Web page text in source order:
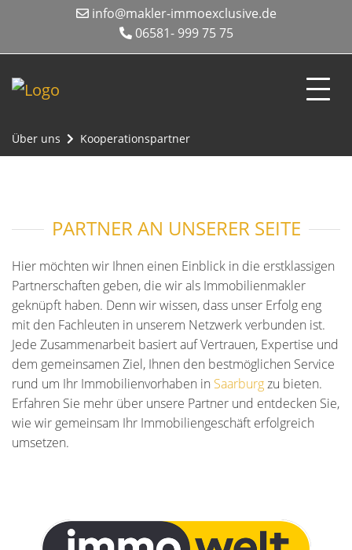
info@makler-immoexclusive.de
06581- 999 75 75
Über uns Kooperationspartner
PARTNER AN UNSERER SEITE
Hier möchten wir Ihnen einen Einblick in die erstklassigen
Partnerschaften geben, die wir als Immobilienmakler
geknüpft haben. Denn wir wissen, dass unser Erfolg eng
mit den Fachleuten in unserem Netzwerk verbunden ist.
Jede Zusammenarbeit basiert auf Vertrauen, Expertise und
dem gemeinsamen Ziel, Ihnen den bestmöglichen Service
rund um Ihr Immobilienvorhaben in Saarburgzu bieten.
Erfahren Sie mehr über unsere Partner und entdecken Sie,
wie wir gemeinsam Ihr Immobiliengeschäft erfolgreich
umsetzen.